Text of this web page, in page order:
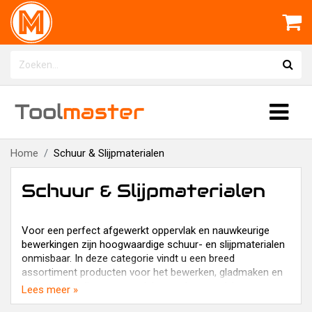
Toolmaster
Home Schuur & Slijpmaterialen
Schuur & Slijpmaterialen
Voor een perfect afgewerkt oppervlak en nauwkeurige
bewerkingen zijn hoogwaardige schuur- en slijpmaterialen
onmisbaar. In deze categorie vindt u een breed
assortiment producten voor het bewerken, gladmaken en
polijsten van diverse materialen zoals metaal, hout,
Lees meer »